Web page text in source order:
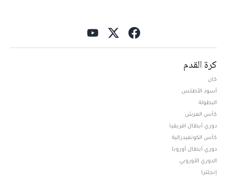
كرة القدم
كان
أسود الأطلس
البطولة
كأس العرش
دوري أبطال افريقيا
كأس الكونفيدرالية
دوري أبطال أوروبا
الدوري الأوروبي
إنجلترا